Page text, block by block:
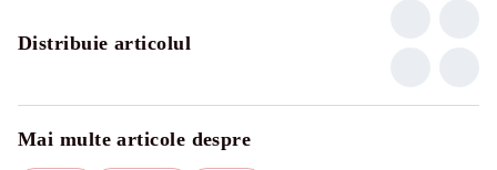
Distribuie articolul
Mai multe articole despre